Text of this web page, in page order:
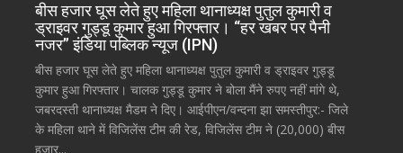
बीस हजार घूस लेते हुए महिला थानाध्यक्ष पुतुल कुमारी व
ड्राइवर गुड्डू कुमार हुआ गिरफ्तार। “हर खबर पर पैनी
नजर” इंडिया पब्लिक न्यूज (IPN)
बीस हजार घूस लेते हुए महिला थानाध्यक्ष पुतुल कुमारी व ड्राइवर गुड्डू
कुमार हुआ गिरफ्तार। चालक गुड्डू कुमार ने बोला मैंने रुपए नहीं मांगे थे,
जबरदस्ती थानाध्यक्ष मैडम ने दिए। आईपीएन/वन्दना झा समस्तीपुर:- जिले
के महिला थाने में विजिलेंस टीम की रेड, विजिलेंस टीम ने (20,000) बीस
हजार...